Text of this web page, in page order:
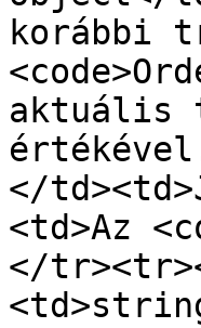
korábbi
aktuális
</
<td>Az
</